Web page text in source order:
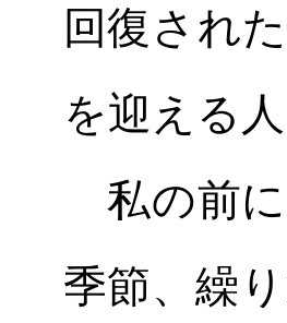
回復され
を迎える
私の前に
季節、繰